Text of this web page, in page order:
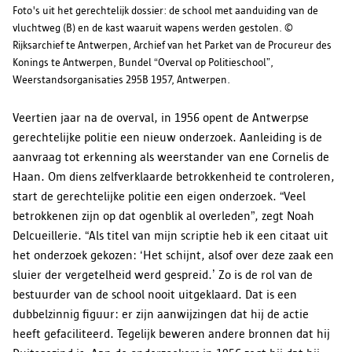
Foto's uit het gerechtelijk dossier: de school met aanduiding van de
vluchtweg (B) en de kast waaruit wapens werden gestolen. ©
Rijksarchief te Antwerpen, Archief van het Parket van de Procureur des
Konings te Antwerpen, Bundel “Overval op Politieschool”,
Weerstandsorganisaties 295B 1957, Antwerpen.
Veertien jaar na de overval, in 1956 opent de Antwerpse
gerechtelijke politie een nieuw onderzoek. Aanleiding is de
aanvraag tot erkenning als weerstander van ene Cornelis de
Haan. Om diens zelfverklaarde betrokkenheid te controleren,
start de gerechtelijke politie een eigen onderzoek. “Veel
betrokkenen zijn op dat ogenblik al overleden”, zegt Noah
Delcueillerie. “Als titel van mijn scriptie heb ik een citaat uit
het onderzoek gekozen: ‘Het schijnt, alsof over deze zaak een
sluier der vergetelheid werd gespreid.’ Zo is de rol van de
bestuurder van de school nooit uitgeklaard. Dat is een
dubbelzinnig figuur: er zijn aanwijzingen dat hij de actie
heeft gefaciliteerd. Tegelijk beweren andere bronnen dat hij